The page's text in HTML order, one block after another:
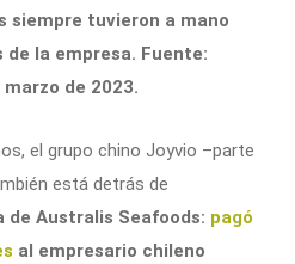
siempre tuvieron a mano
la empresa. Fuente:
de 2023.
el grupo chino Joyvio –parte
está detrás de
de Australis Seafoods: pagó
al empresario chileno